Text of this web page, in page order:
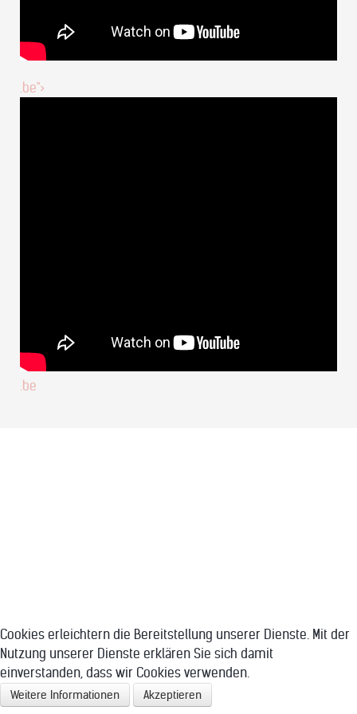
.be">
.be
Cookies erleichtern die Bereitstellung unserer Dienste. Mit der
Nutzung unserer Dienste erklären Sie sich damit
einverstanden, dass wir Cookies verwenden.
Weitere Informationen Akzeptieren